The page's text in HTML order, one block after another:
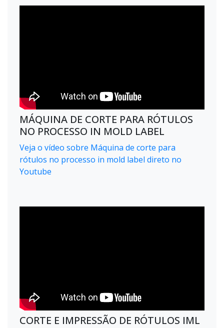
MÁQUINA DE CORTE PARA RÓTULOS
NO PROCESSO IN MOLD LABEL
Veja o vídeo sobre Máquina de corte para
rótulos no processo in mold label direto no
Youtube
CORTE E IMPRESSÃO DE RÓTULOS IML